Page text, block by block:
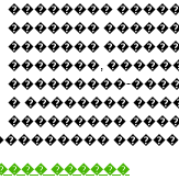
��������
�������
�������
�������,
���������-
� ��������
���������
������